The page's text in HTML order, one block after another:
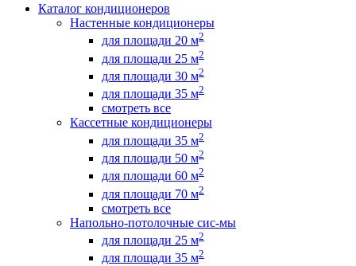
Каталог кондиционеров
Настенные кондиционеры
для площади 20 м2
для площади 25 м2
для площади 30 м2
для площади 35 м2
смотреть все
Кассетные кондиционеры
для площади 35 м2
для площади 50 м2
для площади 60 м2
для площади 70 м2
смотреть все
Напольно-потолочные сис-мы
для площади 25 м2
для площади 35 м2